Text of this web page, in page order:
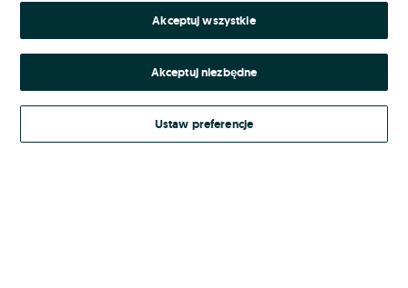
Nie pamiętasz hasła?
Zaloguj się
Kontynuując za pośrednictwem jednego z dostawców wskazanych powyżej,
Regulamin serwisuOLX.pl w jego aktualnym brzmieniu.
Akceptuj wszystkie
Akceptuj niezbędne
Ustaw preferencje